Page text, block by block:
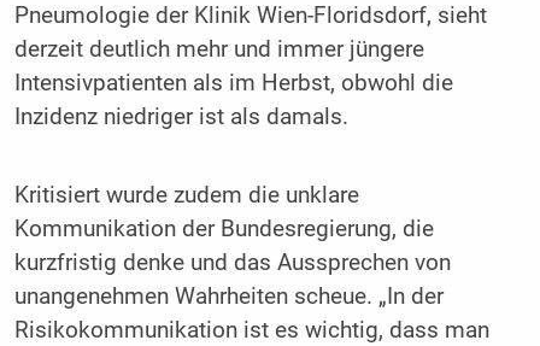
Pneumologie der Klinik Wien-Floridsdorf, sieht
derzeit deutlich mehr und immer jüngere
Intensivpatienten als im Herbst, obwohl die
Inzidenz niedriger ist als damals.
Kritisiert wurde zudem die unklare
Kommunikation der Bundesregierung, die
kurzfristig denke und das Aussprechen von
unangenehmen Wahrheiten scheue. „In der
Risikokommunikation ist es wichtig, dass man